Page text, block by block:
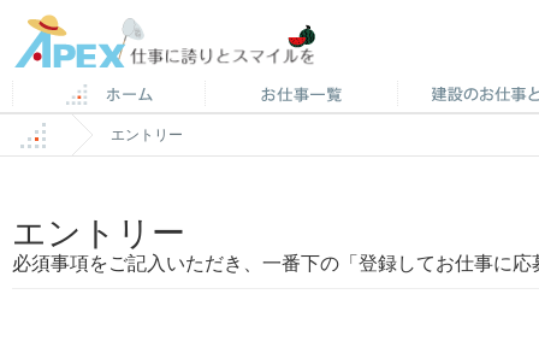
エントリー
エントリー
必須事項をご記入いただき、一番下の「登録してお仕事に